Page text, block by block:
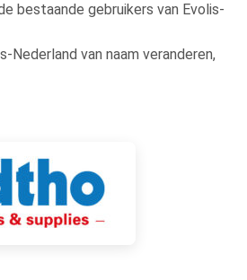
bestaande gebruikers van Evolis-
Nederland van naam veranderen,